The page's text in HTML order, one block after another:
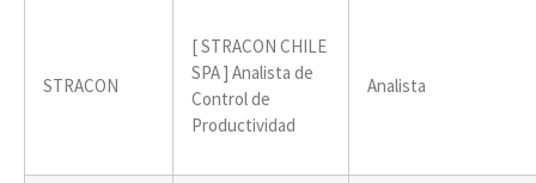
STRACON
[ STRACON CHILE
SPA ] Analista de
Control de
Productividad
Analista